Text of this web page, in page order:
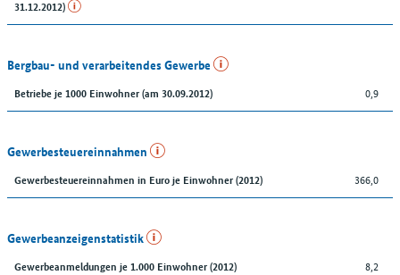
31.12.2012)
Bergbau- und verarbeitendes Gewerbe
Betriebe je 1000 Einwohner (am 30.09.2012) 0,9
Gewerbesteuereinnahmen
Gewerbesteuereinnahmen in Euro je Einwohner (2012) 366,0
Gewerbeanzeigenstatistik
Gewerbeanmeldungen je 1.000 Einwohner (2012) 8,2